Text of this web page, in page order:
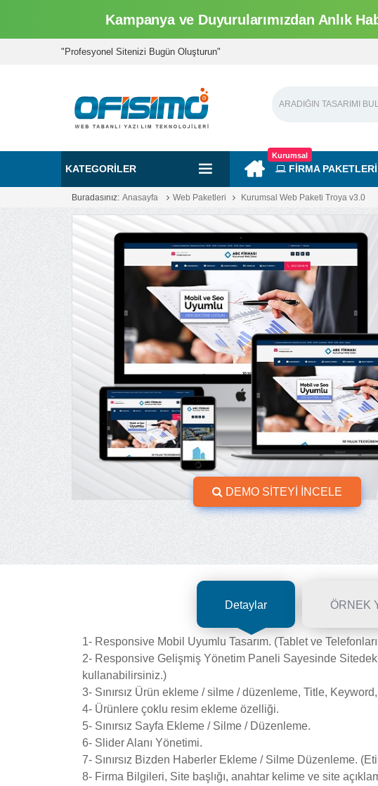
Kampanya ve Duyurularımızdan Anlık
"Profesyonel Sitenizi Bugün Oluşturun"
KATEGORILER FİRMA PAKETLERİ
Kurumsal
Buradasınız: Anasayfa Web Paketleri Kurumsal Web Paketi Troya v3.0
DEMO SİTEYİ İNCELE
Detaylar ÖRNEK
1- Responsive Mobil Uyumlu Tasarım. (Tablet ve
2- Responsive Gelişmiş Yönetim Paneli Sayesinde
kullanabilirsiniz.)
3- Sınırsız Ürün ekleme / silme / düzenleme, Title,
4- Ürünlere çoklu resim ekleme özelliği.
5- Sınırsız Sayfa Ekleme / Silme / Düzenleme.
6- Slider Alanı Yönetimi.
7- Sınırsız Bizden Haberler Ekleme / Silme Düzenleme.
8- Firma Bilgileri, Site başlığı, anahtar kelime ve site